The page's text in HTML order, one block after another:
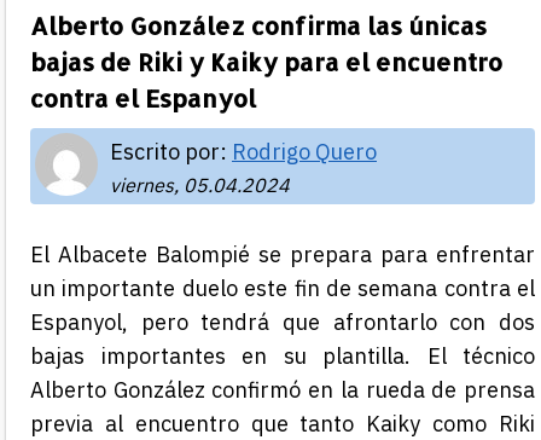
Alberto González confirma las únicas
bajas de Riki y Kaiky para el encuentro
contra el Espanyol
Escrito por: Rodrigo Quero
viernes, 05.04.2024
El Albacete Balompié se prepara para enfrentar
un importante duelo este fin de semana contra el
Espanyol, pero tendrá que afrontarlo con dos
bajas importantes en su plantilla. El técnico
Alberto González confirmó en la rueda de prensa
previa al encuentro que tanto Kaiky como Riki